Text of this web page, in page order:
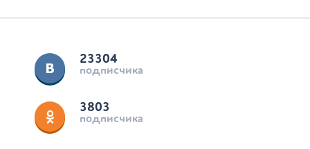
23304
подписчика
3803
подписчика